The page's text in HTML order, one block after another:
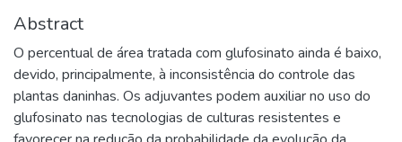
Abstract
O percentual de área tratada com glufosinato ainda é baixo,
devido, principalmente, à inconsistência do controle das
plantas daninhas. Os adjuvantes podem auxiliar no uso do
glufosinato nas tecnologias de culturas resistentes e